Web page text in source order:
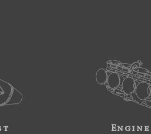
Engine